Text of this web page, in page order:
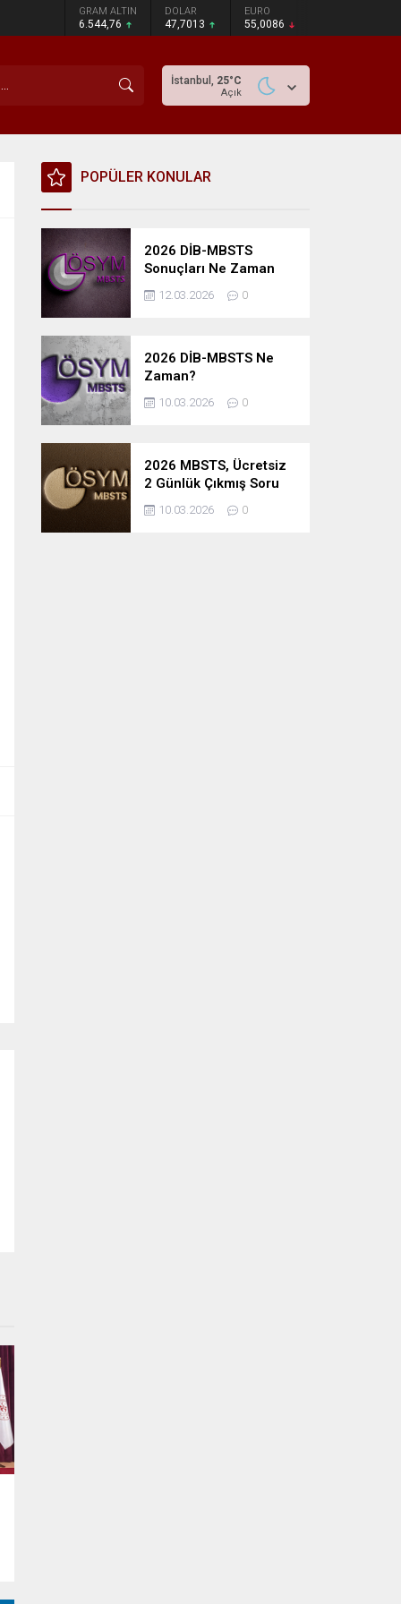
GRAM ALTIN
6.544,76
DOLAR
47,7013
EURO
55,0086
İstanbul, 25°C
Açık
POPÜLER KONULAR
2026 DİB-MBSTS
Sonuçları Ne Zaman
Açıklanacak?
12.03.2026 0
2026 DİB-MBSTS Ne
Zaman?
10.03.2026 0
2026 MBSTS, Ücretsiz
2 Günlük Çıkmış Soru
Çözüm Kampı
10.03.2026 0